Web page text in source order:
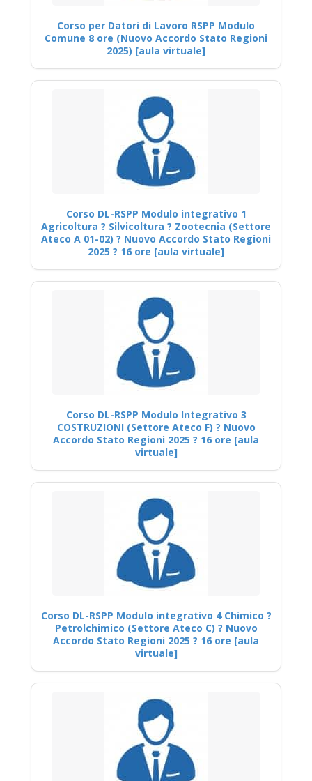
Corso per Datori di Lavoro RSPP Modulo
Comune 8 ore (Nuovo Accordo Stato Regioni
2025) [aula virtuale]
Corso DL-RSPP Modulo integrativo 1
Agricoltura ? Silvicoltura ? Zootecnia (Settore
Ateco A 01-02) ? Nuovo Accordo Stato Regioni
2025 ? 16 ore [aula virtuale]
Corso DL-RSPP Modulo Integrativo 3
COSTRUZIONI (Settore Ateco F) ? Nuovo
Accordo Stato Regioni 2025 ? 16 ore [aula
virtuale]
Corso DL-RSPP Modulo integrativo 4 Chimico ?
Petrolchimico (Settore Ateco C) ? Nuovo
Accordo Stato Regioni 2025 ? 16 ore [aula
virtuale]